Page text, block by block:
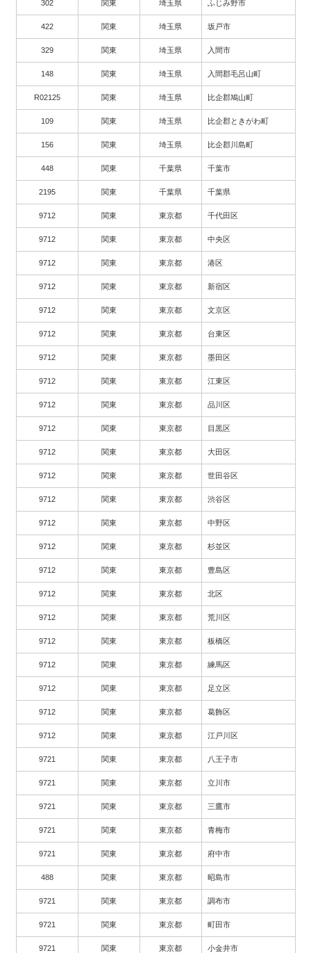
302 関東 埼玉県 ふじみ野市
422 関東 埼玉県 坂戸市
329 関東 埼玉県 入間市
148 関東 埼玉県 入間郡毛呂山町
R02125 関東 埼玉県 比企郡鳩山町
109 関東 埼玉県 比企郡ときがわ町
156 関東 埼玉県 比企郡川島町
448 関東 千葉県 千葉市
2195 関東 千葉県 千葉県
9712 関東 東京都 千代田区
9712 関東 東京都 中央区
9712 関東 東京都 港区
9712 関東 東京都 新宿区
9712 関東 東京都 文京区
9712 関東 東京都 台東区
9712 関東 東京都 墨田区
9712 関東 東京都 江東区
9712 関東 東京都 品川区
9712 関東 東京都 目黒区
9712 関東 東京都 大田区
9712 関東 東京都 世田谷区
9712 関東 東京都 渋谷区
9712 関東 東京都 中野区
9712 関東 東京都 杉並区
9712 関東 東京都 豊島区
9712 関東 東京都 北区
9712 関東 東京都 荒川区
9712 関東 東京都 板橋区
9712 関東 東京都 練馬区
9712 関東 東京都 足立区
9712 関東 東京都 葛飾区
9712 関東 東京都 江戸川区
9721 関東 東京都 八王子市
9721 関東 東京都 立川市
9721 関東 東京都 三鷹市
9721 関東 東京都 青梅市
9721 関東 東京都 府中市
488 関東 東京都 昭島市
9721 関東 東京都 調布市
9721 関東 東京都 町田市
9721 関東 東京都 小金井市